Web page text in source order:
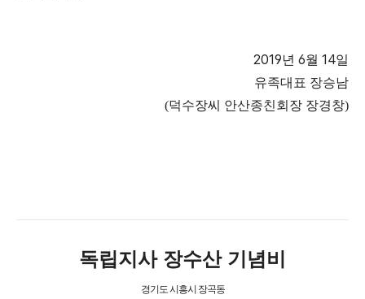
2019년 6월 14일
유족대표 장승남
(덕수장씨 안산종친회장 장경창)